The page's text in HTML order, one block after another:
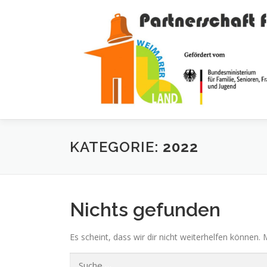
KATEGORIE: 2022
Nichts gefunden
Es scheint, dass wir dir nicht weiterhelfen können.